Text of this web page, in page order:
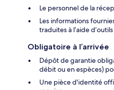
Le personnel de la
Les informations
traduites à l’aide
Obligatoire à l’arrivée
Dépôt de garantie
débit ou en espèces)
Une pièce d'identité